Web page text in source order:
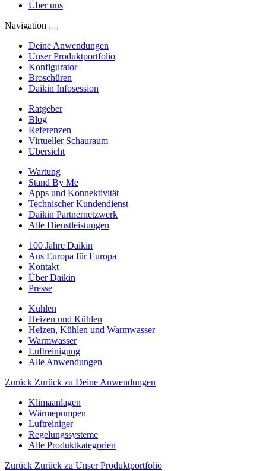
Über uns
Navigation
Deine Anwendungen
Unser Produktportfolio
Konfigurator
Broschüren
Daikin Infosession
Ratgeber
Blog
Referenzen
Virtueller Schauraum
Übersicht
Wartung
Stand By Me
Apps und Konnektivität
Technischer Kundendienst
Daikin Partnernetzwerk
Alle Dienstleistungen
100 Jahre Daikin
Aus Europa für Europa
Kontakt
Über Daikin
Presse
Kühlen
Heizen und Kühlen
Heizen, Kühlen und Warmwasser
Warmwasser
Luftreinigung
Alle Anwendungen
Zurück Zurück zu Deine Anwendungen
Klimaanlagen
Wärmepumpen
Luftreiniger
Regelungssysteme
Alle Produktkategorien
Zurück Zurück zu Unser Produktportfolio